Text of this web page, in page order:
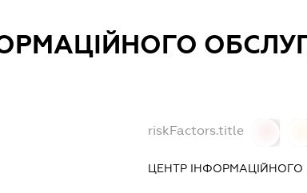
riskFactors.title
ЦЕНТР